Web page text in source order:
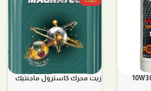
زيت محرك كاسترول ماجنتيك